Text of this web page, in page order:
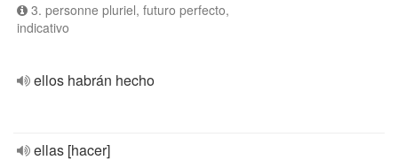
3. personne pluriel, futuro perfecto,
indicativo
ellos habrán hecho
ellas [hacer]